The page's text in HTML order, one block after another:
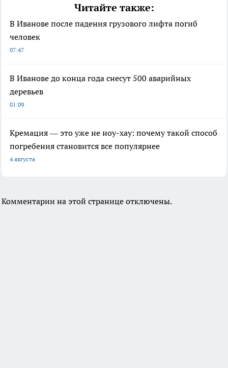
Читайте также:
В Иванове после падения грузового лифта погиб
человек
07:47
В Иванове до конца года снесут 500 аварийных
деревьев
01:09
Кремация — это уже не ноу-хау: почему такой способ
погребения становится все популярнее
4 августа
Комментарии на этой странице отключены.